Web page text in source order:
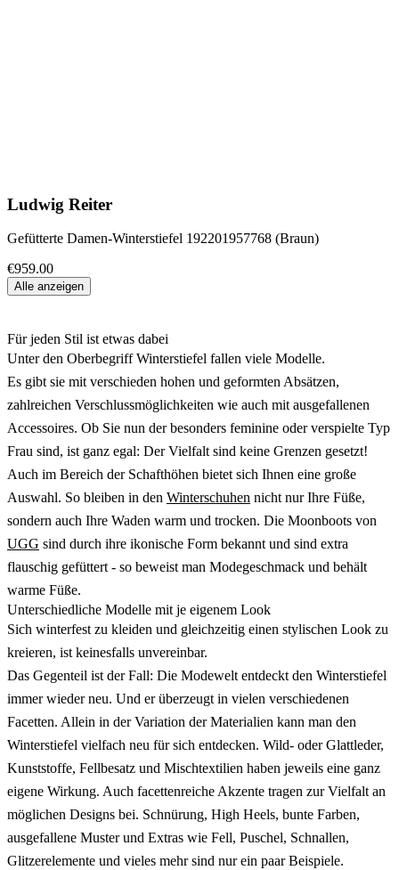
Ludwig Reiter
Gefütterte Damen-Winterstiefel 192201957768 (Braun)
€959.00
Alle anzeigen
Für jeden Stil ist etwas dabei
Unter den Oberbegriff Winterstiefel fallen viele Modelle.
Es gibt sie mit verschieden hohen und geformten Absätzen,
zahlreichen Verschlussmöglichkeiten wie auch mit ausgefallenen
Accessoires. Ob Sie nun der besonders feminine oder verspielte Typ
Frau sind, ist ganz egal: Der Vielfalt sind keine Grenzen gesetzt!
Auch im Bereich der Schafthöhen bietet sich Ihnen eine große
Auswahl. So bleiben in den Winterschuhen nicht nur Ihre Füße,
sondern auch Ihre Waden warm und trocken. Die Moonboots von
UGG sind durch ihre ikonische Form bekannt und sind extra
flauschig gefüttert - so beweist man Modegeschmack und behält
warme Füße.
Unterschiedliche Modelle mit je eigenem Look
Sich winterfest zu kleiden und gleichzeitig einen stylischen Look zu
kreieren, ist keinesfalls unvereinbar.
Das Gegenteil ist der Fall: Die Modewelt entdeckt den Winterstiefel
immer wieder neu. Und er überzeugt in vielen verschiedenen
Facetten. Allein in der Variation der Materialien kann man den
Winterstiefel vielfach neu für sich entdecken. Wild- oder Glattleder,
Kunststoffe, Fellbesatz und Mischtextilien haben jeweils eine ganz
eigene Wirkung. Auch facettenreiche Akzente tragen zur Vielfalt an
möglichen Designs bei. Schnürung, High Heels, bunte Farben,
ausgefallene Muster und Extras wie Fell, Puschel, Schnallen,
Glitzerelemente und vieles mehr sind nur ein paar Beispiele.